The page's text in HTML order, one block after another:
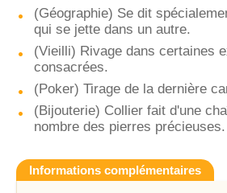
(Géographie) Se dit
qui se jette dans un autre.
(Vieilli) Rivage dans certaines
consacrées.
(Poker) Tirage de la dernière
(Bijouterie) Collier fait d'une
nombre des pierres précieuses.
Informations complémentaires